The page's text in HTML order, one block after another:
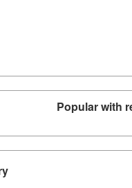
Popular with